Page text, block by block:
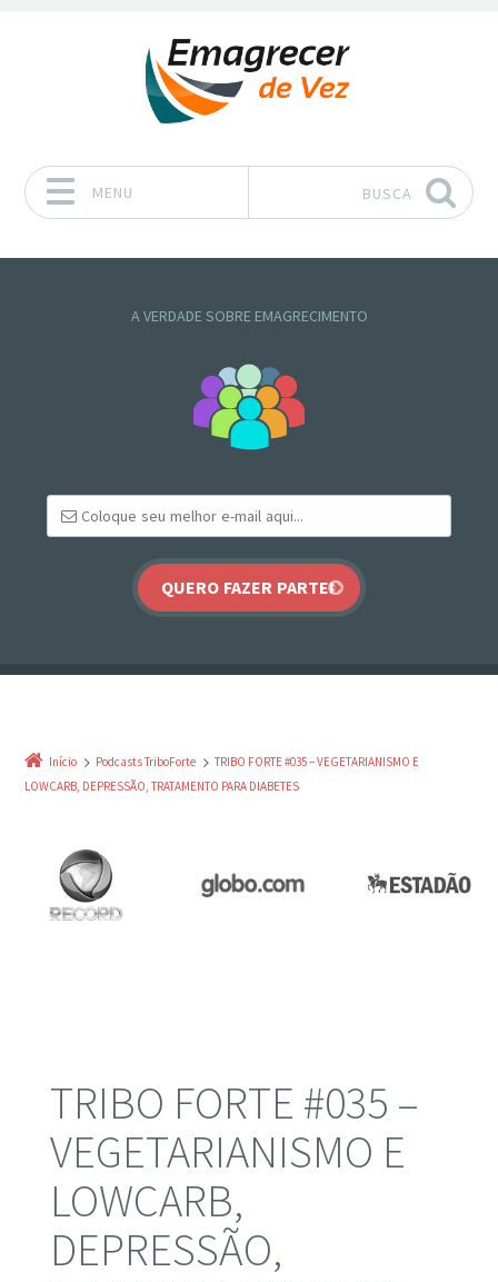
MENU BUSCA
A VERDADE SOBRE EMAGRECIMENTO
Início Podcasts TriboForte
TRIBO FORTE #035 – VEGETARIANISMO E
LOWCARB, DEPRESSÃO, TRATAMENTO PARA DIABETES
TRIBO FORTE #035 –
VEGETARIANISMO E
LOWCARB,
DEPRESSÃO,